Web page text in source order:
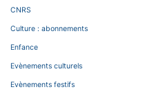
CNRS
Culture : abonnements
Enfance
Evènements culturels
Evènements festifs